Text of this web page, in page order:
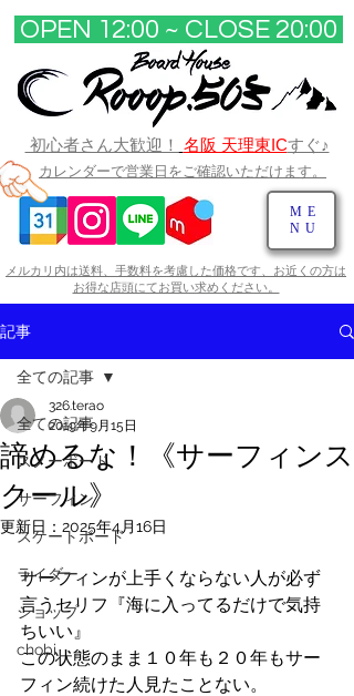
OPEN 12:00 ~ CLOSE 20:00​
ME
NU
初心者さん大歓迎！ 名阪 天理東ICすぐ♪
メルカリ内は送料、手数料を考慮した価格です、お近くの方は
お得な店頭にてお買い求めください。​
カレンダーで営業日をご確認いただけます。
記事
全ての記事
スノーボード
サーフィン
スケートボード
ライダー
ショップ
chobi
全ての記事
諦めるな！《サーフィンス
クール》
326.terao
2019年9月15日
更新日： 2025年4月16日
サーフィンが上手くならない人が必ず
言うセリフ『海に入ってるだけで気持
ちいい』
この状態のまま１０年も２０年もサー
フィン続けた人見たことない。